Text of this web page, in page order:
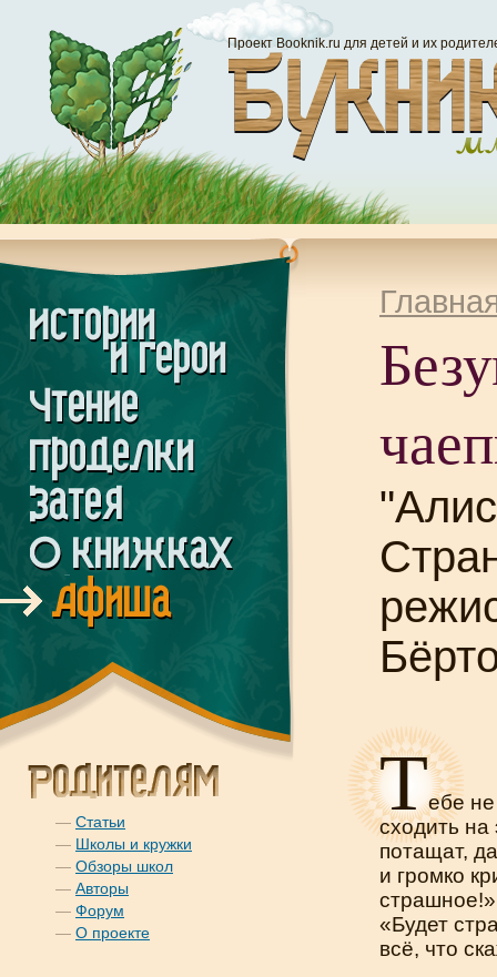
Проект Booknik.ru для детей и их
— Статьи
— Школы и кружки
— Обзоры школ
— Авторы
— Форум
— О проекте
Тебе
сходить на
потащат,
и громко
«Будет
всё, что